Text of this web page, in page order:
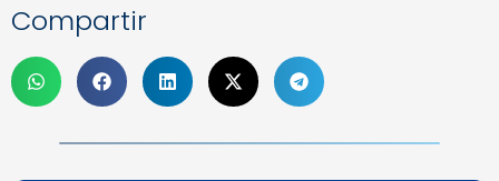
Compartir